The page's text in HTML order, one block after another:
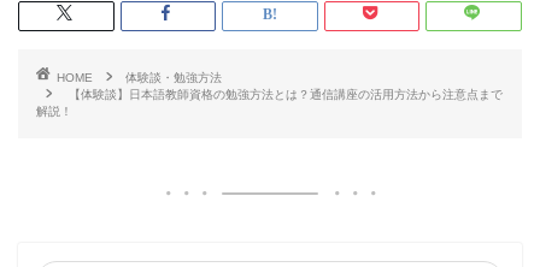
HOME
体験談・勉強方法
【体験談】日本語教師資格の勉強方法とは？通信講座の活用方法から注意点まで
解説！